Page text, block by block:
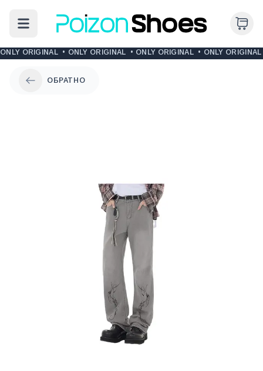
ONLY ORIGINAL • ONLY ORIGINAL • ONLY ORIGINAL • ONLY ORIGINAL
ОБРАТНО